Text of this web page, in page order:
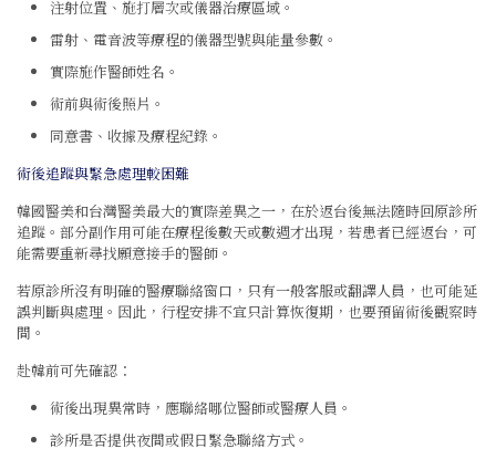
注射位置、施打層次或儀器治療區域。
雷射、電音波等療程的儀器型號與能量參數。
實際施作醫師姓名。
術前與術後照片。
同意書、收據及療程紀錄。
術後追蹤與緊急處理較困難
韓國醫美和台灣醫美最大的實際差異之一，在於返台後無法隨時回原診所
追蹤。部分副作用可能在療程後數天或數週才出現，若患者已經返台，可
能需要重新尋找願意接手的醫師。
若原診所沒有明確的醫療聯絡窗口，只有一般客服或翻譯人員，也可能延
誤判斷與處理。因此，行程安排不宜只計算恢復期，也要預留術後觀察時
間。
赴韓前可先確認：
術後出現異常時，應聯絡哪位醫師或醫療人員。
診所是否提供夜間或假日緊急聯絡方式。